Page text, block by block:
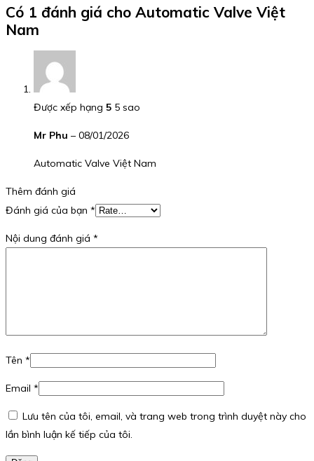
Có 1 đánh giá cho Automatic Valve Việt
Nam
Được xếp hạng 5 5 sao
Mr Phu – 08/01/2026
Automatic Valve Việt Nam
Thêm đánh giá
Đánh giá của bạn *
Nội dung đánh giá *
Tên *
Email *
Lưu tên của tôi, email, và trang web trong trình duyệt này cho
lần bình luận kế tiếp của tôi.